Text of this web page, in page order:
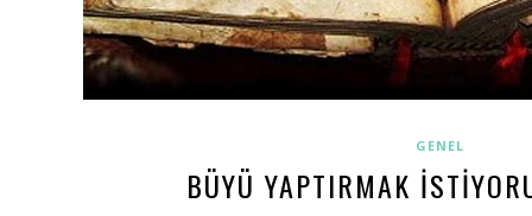
GENEL
BÜYÜ YAPTIRMAK